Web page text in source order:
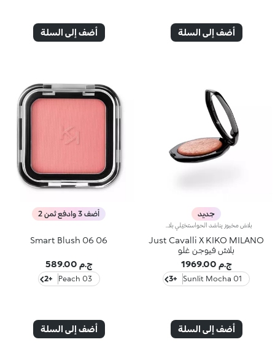
أضف إلى السلة أضف إلى السلة
جديد
Just Cavalli X KIKO MILANO
بلاش فيوجن غلو
ج.م 1969.00
01 Sunlit Mocha
+3
أضف إلى السلة
أضف 3 وادفع ثمن 2
Smart Blush 06 06
ج.م 589.00
03 Peach
+2
أضف إلى السلة